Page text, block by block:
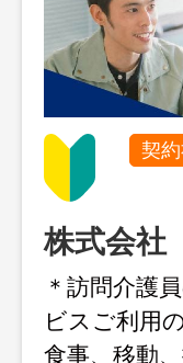
契
株式会
＊訪問介
ビスご利
食事、移動